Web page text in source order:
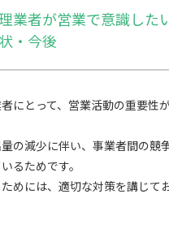
業者が営業で意識した
・今後
にとって、営業活動の重要性
の減少に伴い、事業者間の競
るためです。
めには、適切な対策を講じて